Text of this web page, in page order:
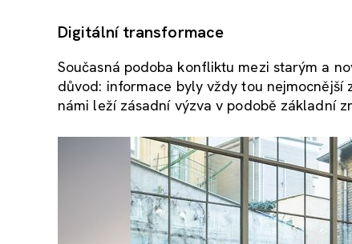
Digitální transformace
Současná podoba konfliktu mezi starým a
důvod: informace byly vždy tou
námi leží zásadní výzva v podobě základní